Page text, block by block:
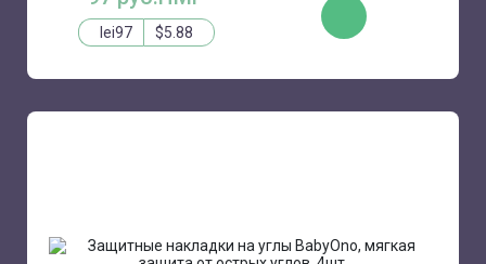
lei97 $5.88
КУПИТЬ